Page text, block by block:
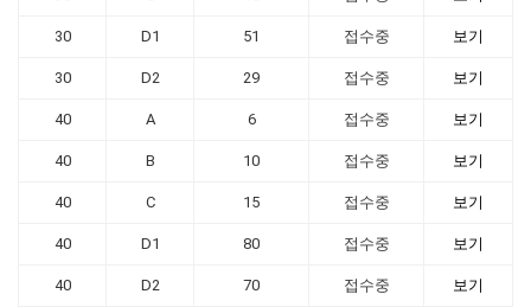
30 D1 51 접수중 보기
30 D2 29 접수중 보기
40 A 6 접수중 보기
40 B 10 접수중 보기
40 C 15 접수중 보기
40 D1 80 접수중 보기
40 D2 70 접수중 보기